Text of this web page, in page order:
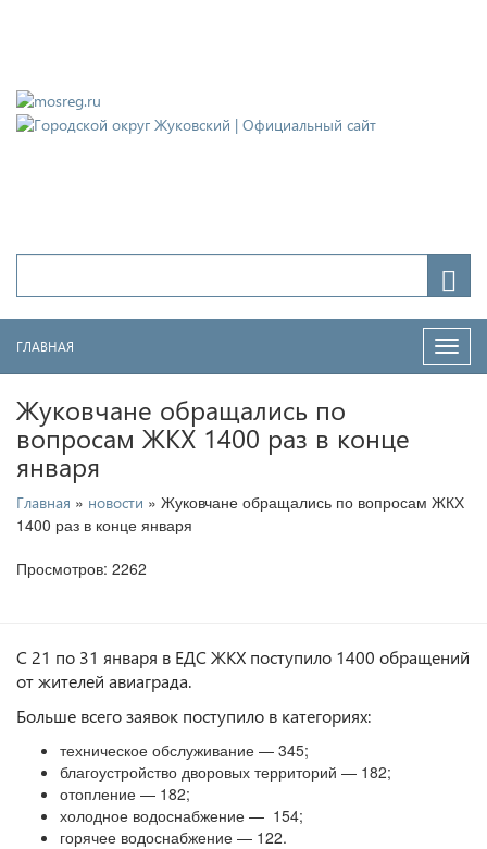
ГЛАВНАЯ
Жуковчане обращались по
вопросам ЖКХ 1400 раз в конце
января
Главная » новости » Жуковчане обращались по вопросам ЖКХ
1400 раз в конце января
Просмотров: 2262
С 21 по 31 января в ЕДС ЖКХ поступило 1400 обращений
от жителей авиаграда.
Больше всего заявок поступило в категориях:
техническое обслуживание — 345;
благоустройство дворовых территорий — 182;
отопление — 182;
холодное водоснабжение — 154;
горячее водоснабжение — 122.